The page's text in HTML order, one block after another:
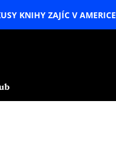
KNIHY ZAJÍC V AMERICE